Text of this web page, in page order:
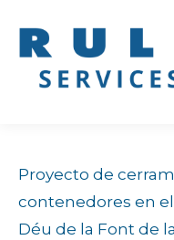
Proyecto de
contenedores en
Déu de la Font de